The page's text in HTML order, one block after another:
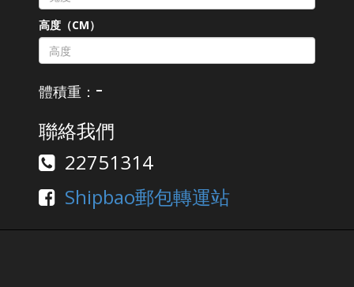
高度（CM）
體積重： -
聯絡我們
22751314
Shipbao郵包轉運站